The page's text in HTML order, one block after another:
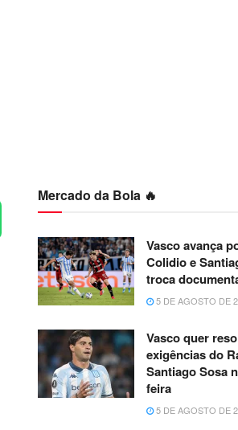
Mercado da Bola 🔥
Vasco avança
Colidio e
troca
5 DE AGOSTO DE
Vasco quer
exigências do
Santiago Sosa
feira
5 DE AGOSTO DE